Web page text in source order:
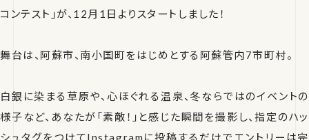
コンテスト」が、12月1日よりスタートしました！
舞台は、阿蘇市、南小国町をはじめとする阿蘇管内7市町村。
白銀に染まる草原や、心ほぐれる温泉、冬ならではのイベントの
様子など、あなたが「素敵！」と感じた瞬間を撮影し、指定のハッ